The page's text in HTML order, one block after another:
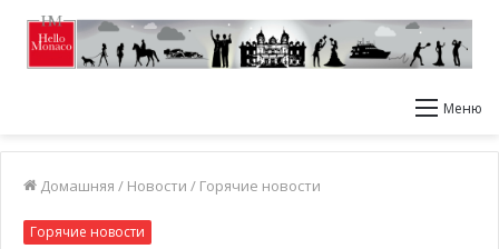
Меню
Домашняя / Новости / Горячие новости
Горячие новости